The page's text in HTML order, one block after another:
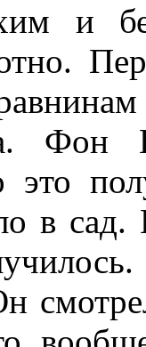
и
Фон
это
в